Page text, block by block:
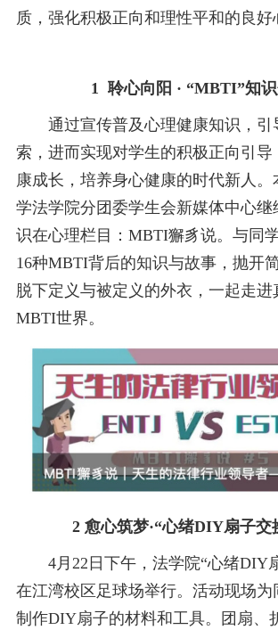
质，强化积极正向和理性平和的良好
1 聆心向阳 · “MBTI”知
通过宣传普及心理健康知识，引
索，进而实现对学生的积极正向引导
康成长，培养身心健康的时代新人。
学法学院分团委学生会新媒体中心继
识在心理栏目：MBTI獬豸说。与同
16种MBTI背后的知识与故事，抛开
脱下定义与被定义的外衣，一起走进
MBTI世界。
2 愈心筑梦·“心绪DIY扇子交
4月22日下午，法学院“心绪DIY
在江湾校区足球场举行。活动现场为
制作DIY扇子的材料和工具。团扇、